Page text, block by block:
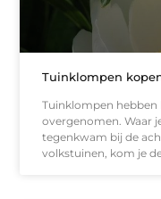
Tuinklompen
Tuinklompen hebben
overgenomen. Waar
tegenkwam bij de
volkstuinen, kom je